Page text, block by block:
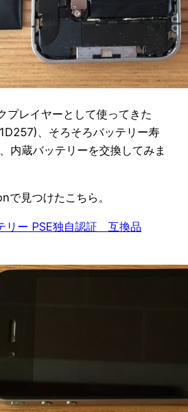
プレイヤーとして使ってきた
、そろそろバッテリー寿
内蔵バッテリーを交換してみま
で見つけたこちら。
リー PSE独自認証 互換品